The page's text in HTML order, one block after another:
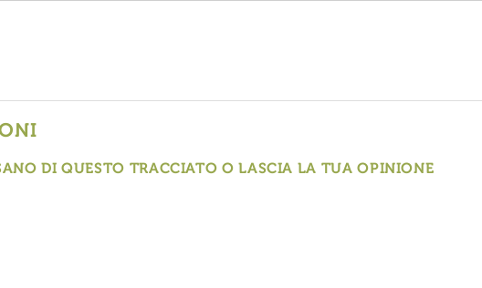
DI QUESTO TRACCIATO O LASCIA LA TUA OPINIONE